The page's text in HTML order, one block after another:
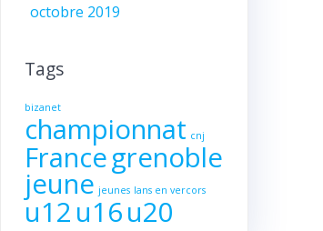
octobre 2019
Tags
bizanet
championnat cnj
Francegrenoble
jeune jeunes lans en vercors
u12 u16u20